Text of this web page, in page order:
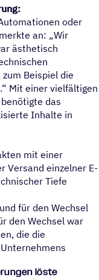
oder
an: „Wir
ästhetisch
Beispiel die
Mit einer vielfältigen
das
Inhalte in
mit einer
Versand einzelner E-
Tiefe
für den Wechsel
den Wechsel war
die die
löste